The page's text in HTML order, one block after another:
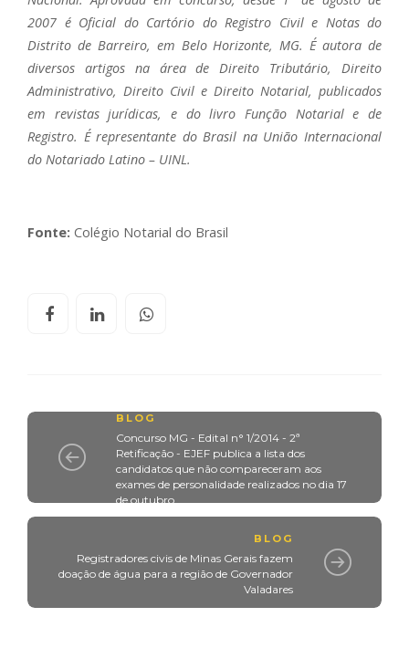
2007 é Oficial do Cartório do Registro Civil e Notas do
Distrito de Barreiro, em Belo Horizonte, MG. É autora de
diversos artigos na área de Direito Tributário, Direito
Administrativo, Direito Civil e Direito Notarial, publicados
em revistas jurídicas, e do livro Função Notarial e de
Registro. É representante do Brasil na União Internacional
do Notariado Latino – UINL.
Fonte: Colégio Notarial do Brasil
BLOG
Concurso MG - Edital n° 1/2014 - 2ª
Retificação - EJEF publica a lista dos
candidatos que não compareceram aos
exames de personalidade realizados no dia 17
de outubro
BLOG
Registradores civis de Minas Gerais fazem
doação de água para a região de Governador
Valadares